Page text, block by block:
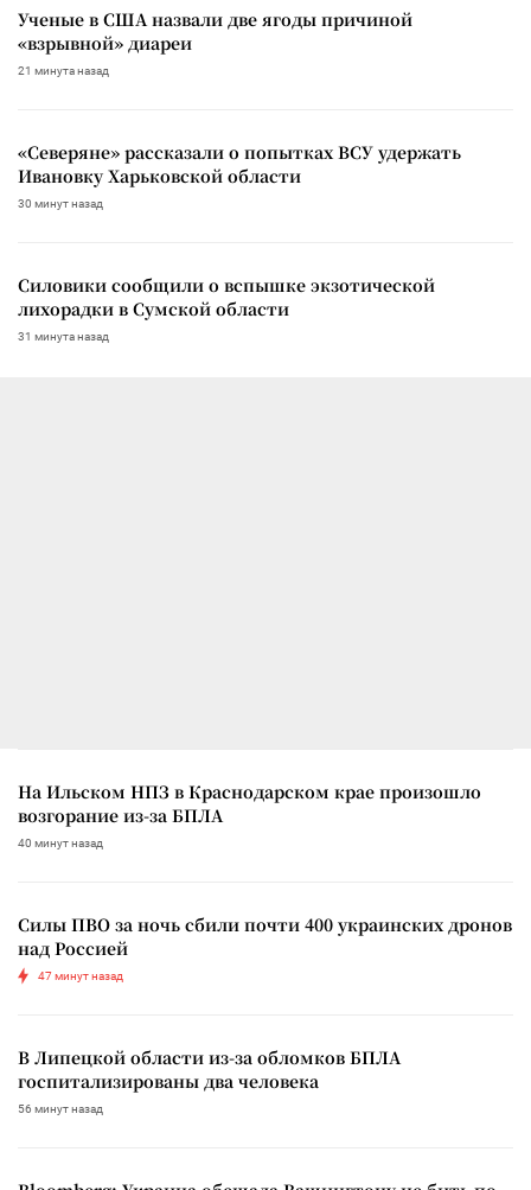
Ученые в США назвали две ягоды причиной
«взрывной» диареи
21 минута назад
«Северяне» рассказали о попытках ВСУ удержать
Ивановку Харьковской области
30 минут назад
Силовики сообщили о вспышке экзотической
лихорадки в Сумской области
31 минута назад
На Ильском НПЗ в Краснодарском крае произошло
возгорание из-за БПЛА
40 минут назад
Силы ПВО за ночь сбили почти 400 украинских дронов
над Россией
47 минут назад
В Липецкой области из-за обломков БПЛА
госпитализированы два человека
56 минут назад